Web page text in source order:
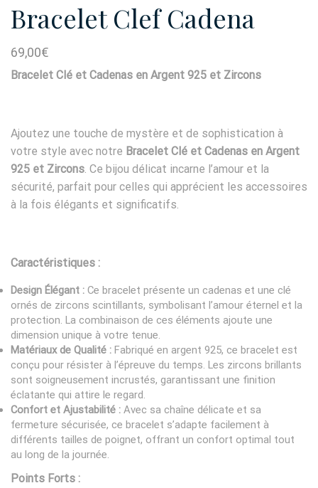
Bracelet Clef Cadena
69,00€
Bracelet Clé et Cadenas en Argent 925 et Zircons
Ajoutez une touche de mystère et de sophistication à
votre style avec notre Bracelet Clé et Cadenas en Argent
925 et Zircons. Ce bijou délicat incarne l’amour et la
sécurité, parfait pour celles qui apprécient les accessoires
à la fois élégants et significatifs.
Caractéristiques :
Design Élégant : Ce bracelet présente un cadenas et une clé
ornés de zircons scintillants, symbolisant l’amour éternel et la
protection. La combinaison de ces éléments ajoute une
dimension unique à votre tenue.
Matériaux de Qualité : Fabriqué en argent 925, ce bracelet est
conçu pour résister à l’épreuve du temps. Les zircons brillants
sont soigneusement incrustés, garantissant une finition
éclatante qui attire le regard.
Confort et Ajustabilité : Avec sa chaîne délicate et sa
fermeture sécurisée, ce bracelet s’adapte facilement à
différents tailles de poignet, offrant un confort optimal tout
au long de la journée.
Points Forts :